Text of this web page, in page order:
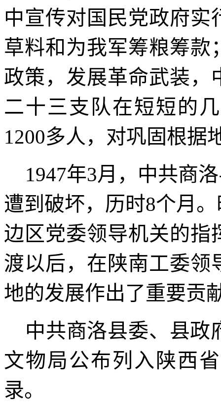
中宣传对国民党政府
草料和为我军筹粮筹款
政策，发展革命武装，
二十三支队在短短的
1200多人，对巩固根据
1947年3月，中共商
遭到破坏，历时8个月
边区党委领导机关的指
渡以后，在陕南工委领
地的发展作出了重要贡
中共商洛县委、县政
文物局公布列入陕西
录。